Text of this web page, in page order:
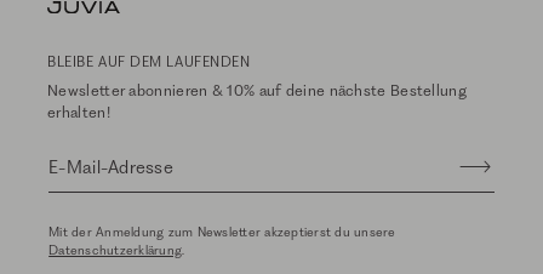
BLEIBE AUF DEM LAUFENDEN
Newsletter abonnieren & 10% auf deine nächste Bestellung
erhalten!
E-Mail-Adresse
Mit der Anmeldung zum Newsletter akzeptierst du unsere
Datenschutzerklärung